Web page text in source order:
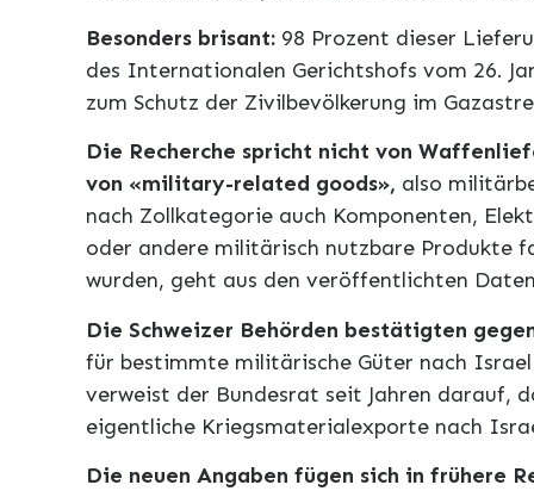
Besonders brisant: 98 Prozent dieser
des Internationalen Gerichtshofs vom 26.
zum Schutz der Zivilbevölkerung im
Die Recherche spricht nicht von
von «military-related goods», also
nach Zollkategorie auch Komponenten,
oder andere militärisch nutzbare Produkte
wurden, geht aus den veröffentlichten
Die Schweizer Behörden bestätigten
für bestimmte militärische Güter nach
verweist der Bundesrat seit Jahren darauf,
eigentliche Kriegsmaterialexporte nach
Die neuen Angaben fügen sich in frühere